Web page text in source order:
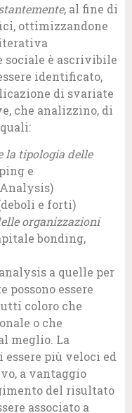
, al fine di
ottimizzandone
sociale è ascrivibile
identificato,
di svariate
che analizzino, di
la tipologia delle
e
e forti)
organizzazioni
bonding,
a quelle per
possono essere
coloro che
o che
meglio. La
più veloci ed
a vantaggio
del risultato
associato a